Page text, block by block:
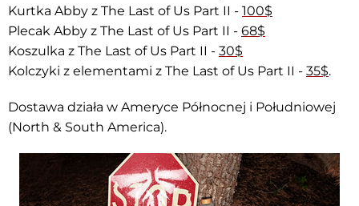
Kurtka Abby z The Last of Us Part II - 100$
Plecak Abby z The Last of Us Part II - 68$
Koszulka z The Last of Us Part II - 30$
Kolczyki z elementami z The Last of Us Part II - 35$.
Dostawa działa w Ameryce Północnej i Południowej
(North & South America).